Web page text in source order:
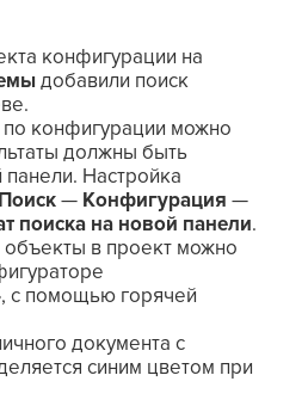
конфигурации на
добавили поиск
по конфигурации можно
должны быть
Настройка
Поиск— Конфигурация —
поиска на новой панели.
в проект можно
с помощью горячей
документа с
синим цветом при